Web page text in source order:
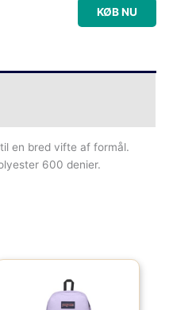
KØB NU
en bred vifte af formål.
600 denier.